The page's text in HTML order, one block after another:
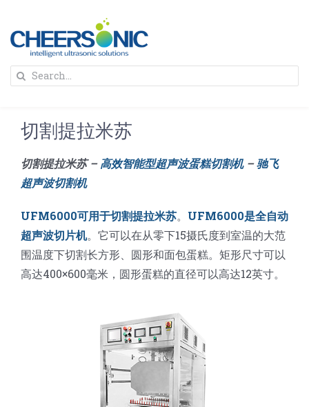
content
解决方案
蛋糕切割机
圆蛋糕切割机
蛋糕切块机
三角蛋糕切割机
奶酪切片
圆形奶酪切片
三明治/披萨/寿司切割
超声波设备
公司新闻
关于我们
Search
切割提拉米苏
切割提拉米苏 –高效智能型超声波蛋糕切割机–驰飞
超声波切割机
UFM6000可用于切割提拉米苏。 UFM6000是全自动
超声波切片机。它可以在从零下15摄氏度到室温的大范
围温度下切割长方形、圆形和面包蛋糕。矩形尺寸可以
高达400×600毫米，圆形蛋糕的直径可以高达12英寸。